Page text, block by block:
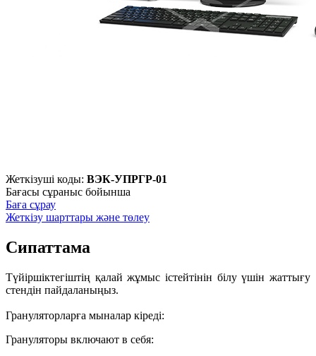
Жеткізуші коды: ВЭК-УПРГР-01
Бағасы сұраныс бойынша
Баға сұрау
Жеткізу шарттары және төлеу
Сипаттама
Түйіршіктегіштің қалай жұмыс істейтінін білу үшін жаттығу
стендін пайдаланыңыз.
Грануляторларға мыналар кіреді:
Грануляторы включают в себя: